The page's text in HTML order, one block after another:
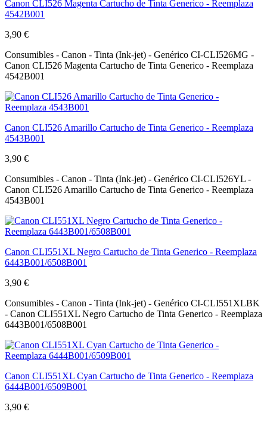
Canon CLI526 Magenta Cartucho de Tinta Generico - Reemplaza
4542B001
3,90 €
Consumibles - Canon - Tinta (Ink-jet) - Genérico CI-CLI526MG -
Canon CLI526 Magenta Cartucho de Tinta Generico - Reemplaza
4542B001
Canon CLI526 Amarillo Cartucho de Tinta Generico - Reemplaza
4543B001
3,90 €
Consumibles - Canon - Tinta (Ink-jet) - Genérico CI-CLI526YL -
Canon CLI526 Amarillo Cartucho de Tinta Generico - Reemplaza
4543B001
Canon CLI551XL Negro Cartucho de Tinta Generico - Reemplaza
6443B001/6508B001
3,90 €
Consumibles - Canon - Tinta (Ink-jet) - Genérico CI-CLI551XLBK
- Canon CLI551XL Negro Cartucho de Tinta Generico - Reemplaza
6443B001/6508B001
Canon CLI551XL Cyan Cartucho de Tinta Generico - Reemplaza
6444B001/6509B001
3,90 €